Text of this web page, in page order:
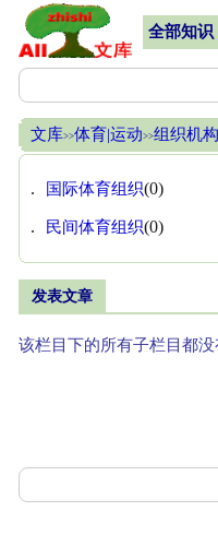
全部知识
文库>>体育|运动>>组织机构
. 国际体育组织(0)
. 民间体育组织(0)
发表文章
该栏目下的所有子栏目都